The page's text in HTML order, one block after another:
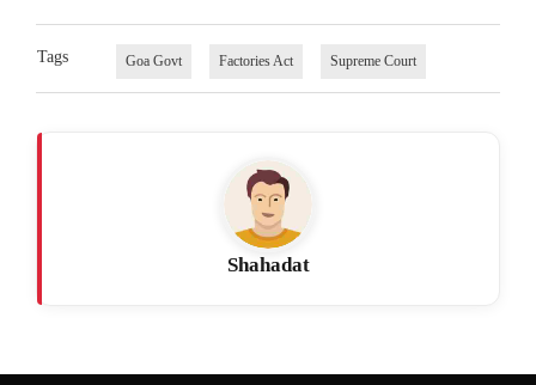
Tags Goa Govt Factories Act Supreme Court
Shahadat